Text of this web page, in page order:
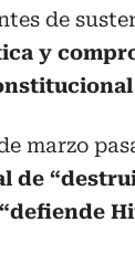
de
y
marzo
de